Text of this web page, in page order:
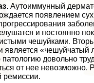
Аутоиммунный
появлением
и постоянно
чешуйками.
является «чешуйчатый
довольно
от нее невозможно.
ремиссии.